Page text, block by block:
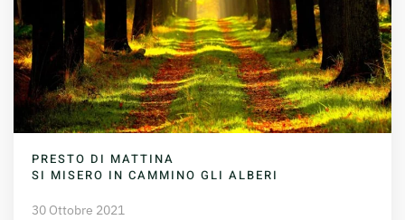
PRESTO DI MATTINA
SI MISERO IN CAMMINO GLI ALBERI
30 Ottobre 2021